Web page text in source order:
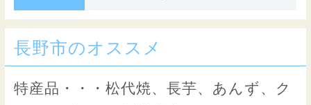
長野市のオススメ
特産品・・・松代焼、長芋、あんず、ク